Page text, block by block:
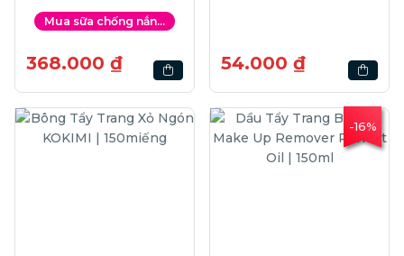
Mua sữa chống nắn...
368.000 ₫ 54.000 ₫
-16%